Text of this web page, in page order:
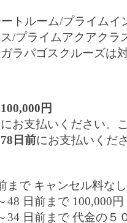
トルーム/プライム
/プライムアクアクラ
ラパゴスクルーズは
円
にお支払いください。
日前にお支払いくだ
まで キャンセル料なし
48 日前まで 100,000
34 日前まで 代金の５